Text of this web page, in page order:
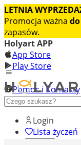
LETNIA
Promocja ważna
zapasów.
Holyart APP
App Store
Play Store
Pomoc i Kontakty
+48 222 922 860
Login
Lista życzeń